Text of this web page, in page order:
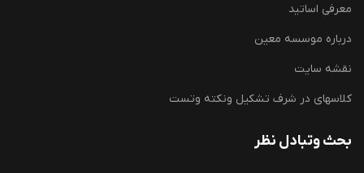
معرفی اساتید
درباره موسسه معین
نقشه سایت
کلاسهای در شرف تشکیل ونکته وتست
بحث وتبادل نظر